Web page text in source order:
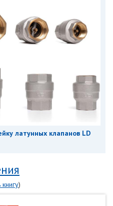
латунных клапанов LD
)